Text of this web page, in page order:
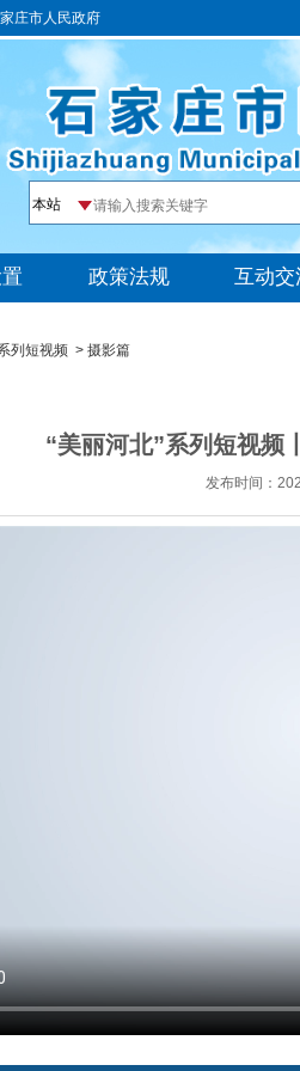
庄市人民政府
列短视频> 摄影篇
“美丽河北”系列短视
发布时间：